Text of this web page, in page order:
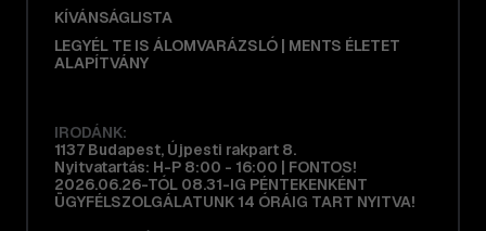
KÍVÁNSÁGLISTA
LEGYÉL TE IS ÁLOMVARÁZSLÓ | MENTS ÉLETET
ALAPÍTVÁNY
IRODÁNK:
1137 Budapest, Újpesti rakpart 8.
Nyitvatartás: H-P 8:00 - 16:00 | FONTOS!
2026.06.26-TÓL 08.31-IG PÉNTEKENKÉNT
ÜGYFÉLSZOLGÁLATUNK 14 ÓRÁIG TART NYITVA!